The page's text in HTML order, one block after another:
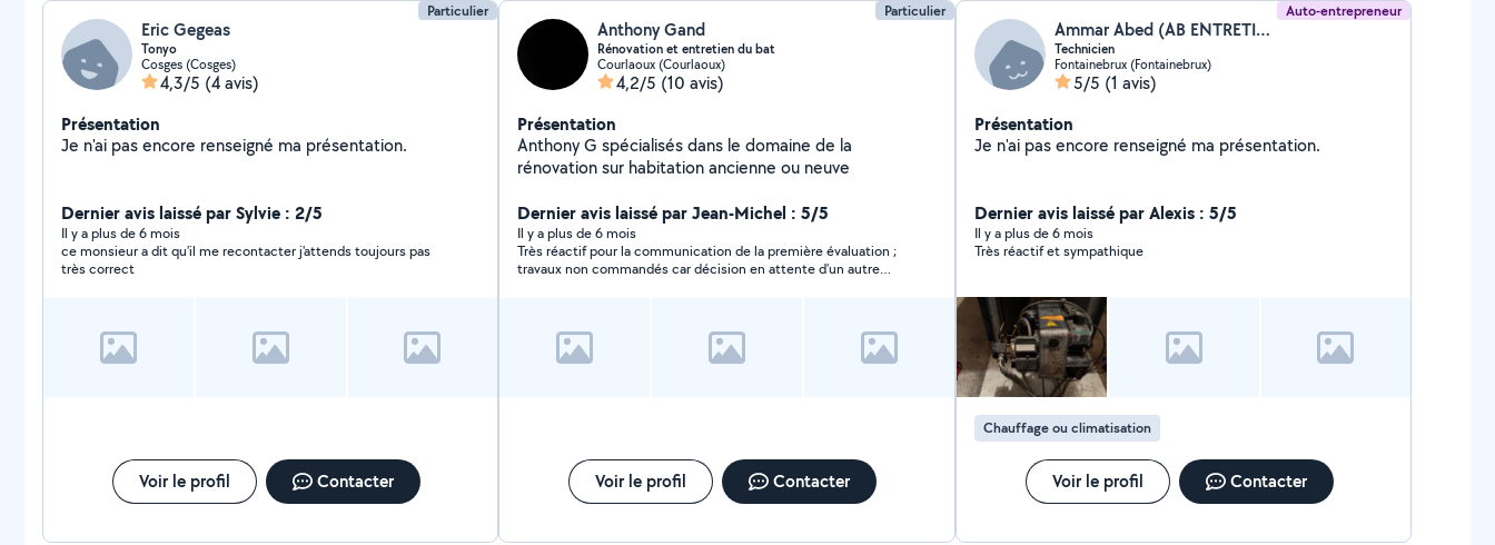
Particulier
Eric Gegeas
Tonyo
Cosges (Cosges)
4,3/5 (4 avis)
Présentation
Je n'ai pas encore renseigné ma présentation.
Dernier avis laissé par Sylvie : 2/5
Il y a plus de 6 mois
ce monsieur a dit qu'il me recontacter j'attends toujours pas
très correct
Voir le profil Contacter
Particulier
Anthony Gand
Rénovation et entretien du bat
Courlaoux (Courlaoux)
4,2/5 (10 avis)
Présentation
Anthony G spécialisés dans le domaine de la
rénovation sur habitation ancienne ou neuve
Dernier avis laissé par Jean-Michel : 5/5
Il y a plus de 6 mois
Très réactif pour la communication de la première évaluation ;
travaux non commandés car décision en attente d'un autre
Voir le profil Contacter
Auto-entrepreneur
Ammar Abed (AB ENTRETIEN DEPANNAGE)
Technicien
Fontainebrux (Fontainebrux)
5/5 (1 avis)
Présentation
Je n'ai pas encore renseigné ma présentation.
Dernier avis laissé par Alexis : 5/5
Il y a plus de 6 mois
Très réactif et sympathique
Chauffage ou climatisation
Voir le profil Contacter